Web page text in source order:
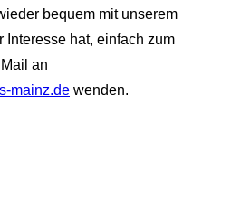
bequem mit unserem
Interesse hat, einfach zum
an
mainz.de wenden.